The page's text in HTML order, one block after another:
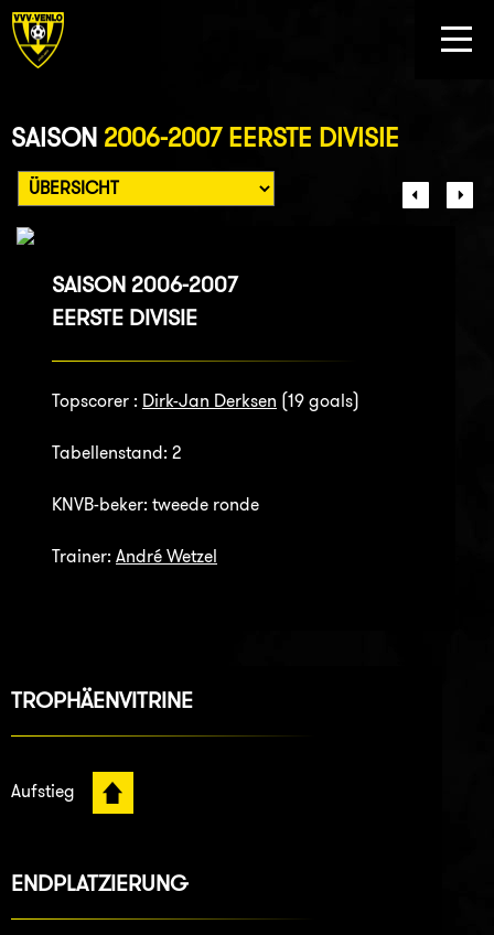
SAISON 2006-2007 EERSTE DIVISIE
SAISON 2006-2007
EERSTE DIVISIE
Topscorer : Dirk-Jan Derksen (19 goals)
Tabellenstand: 2
KNVB-beker: tweede ronde
Trainer: André Wetzel
TROPHÄENVITRINE
Aufstieg
ENDPLATZIERUNG